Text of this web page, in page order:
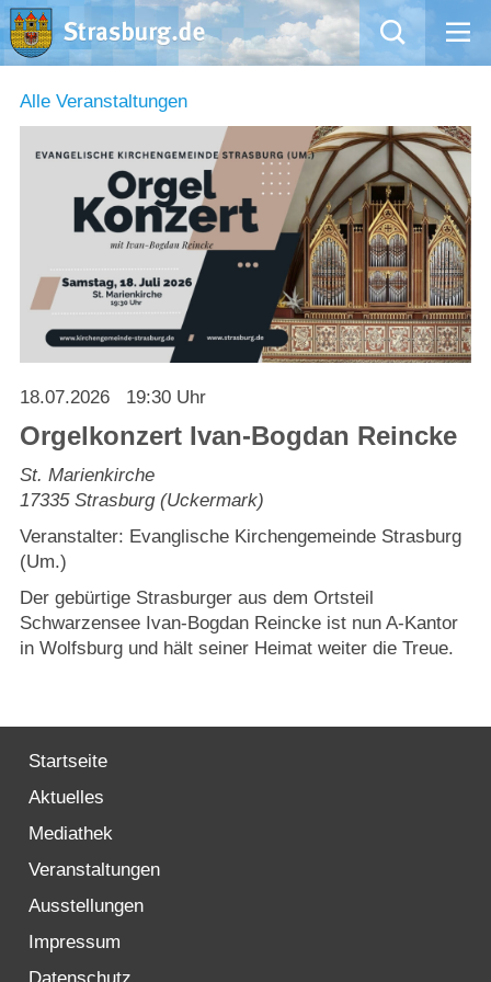
Mängelmeldung
Aktuelles
Rathaus
Natur – Kultur – Tourismus
Wirtschaft
Willkommen in Strasburg (Uckermark)
Strasburger Ehrenamtspreis „SBG“
Welcome to Strasburg (Uckermark)
Ласкаво просимо до Штрасбурга (Уккермарк)
Bine ați venit în Strasburg (Uckermark)
Online-Bewerbungen
Alle Veranstaltungen
18.07.2026 19:30 Uhr
Orgelkonzert Ivan-Bogdan Reincke
St. Marienkirche
17335 Strasburg (Uckermark)
Veranstalter: Evanglische Kirchengemeinde Strasburg
(Um.)
Der gebürtige Strasburger aus dem Ortsteil
Schwarzensee Ivan-Bogdan Reincke ist nun A-Kantor
in Wolfsburg und hält seiner Heimat weiter die Treue.
Startseite
Aktuelles
Mediathek
Veranstaltungen
Ausstellungen
Impressum